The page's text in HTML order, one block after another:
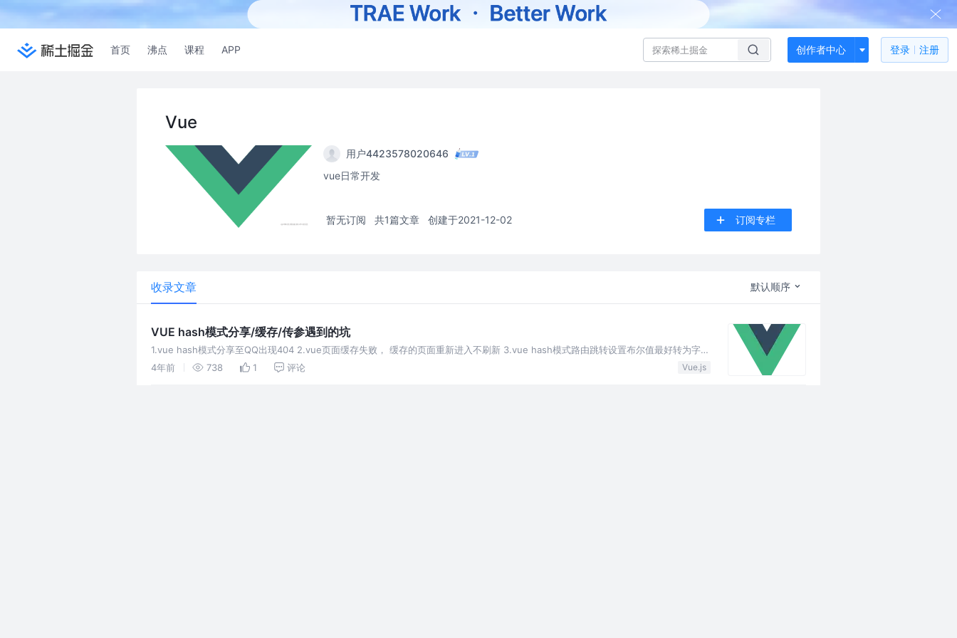
首页 沸点 课程 APP 创作者中心 登录 注册
Vue
用户4423578020646
vue日常开发
暂无订阅 共1篇文章 创建于2021-12-02 订阅专栏
收录文章 默认顺序
VUE hash模式分享/缓存/传参遇到的坑
1.vue hash模式分享至QQ出现404 2.vue页面缓存失败， 缓存的页面重新进入不刷新 3.vue hash模式路由跳转设置布尔值最好转为字符
串
4年前 738 1 评论 Vue.js